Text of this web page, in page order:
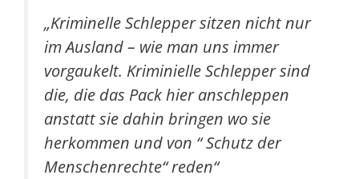
„Kriminelle Schlepper sitzen nicht nur
im Ausland – wie man uns immer
vorgaukelt. Kriminielle Schlepper sind
die, die das Pack hier anschleppen
anstatt sie dahin bringen wo sie
herkommen und von “ Schutz der
Menschenrechte“ reden“